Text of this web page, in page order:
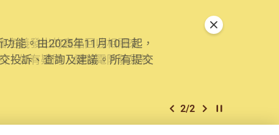
能。由2025年11月10日起，
投訴、查詢及建議。所有提交
上一個
2/2 下一個開始/暫停幻燈
關閉特別通告